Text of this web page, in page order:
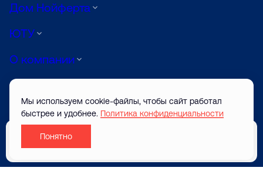
Дом Нойферта
ЮТУ
О компании
Луиджи
АРТ
© ТВОРЧЕСТВО САЙТ ЗАСТРОЙЩИКА 2026
Разработано
Мы используем cookie-файлы, чтобы сайт работал
быстрее и удобнее. Политика конфиденциальности
Понятно